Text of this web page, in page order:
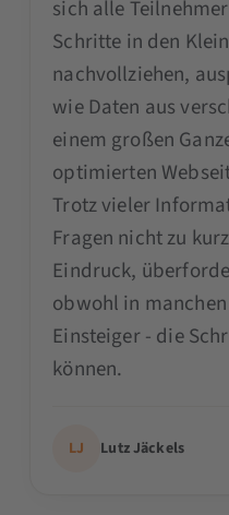
sich alle
Schritte in den
nachvollziehen,
wie Daten aus
einem großen
optimierten
Trotz vieler
Fragen nicht zu
Eindruck,
obwohl in
Einsteiger - die
können.
LJ Lutz Jäckels